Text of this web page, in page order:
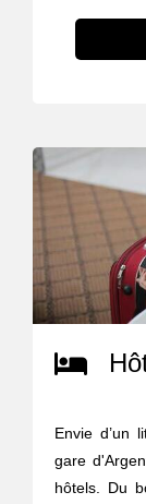
Envie d’un
gare
hôtels. Du